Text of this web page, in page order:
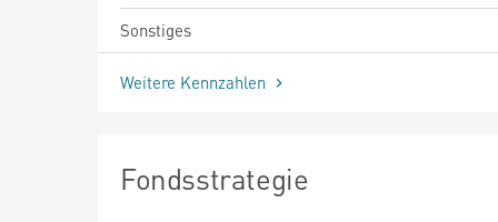
Sonstiges
Weitere Kennzahlen
Fondsstrategie